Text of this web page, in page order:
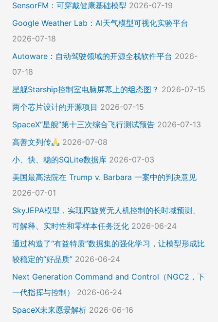
SensorFM：可穿戴健康基础模型 2026-07-19
Google Weather Lab：AI天气模型可视化实验平台
2026-07-18
Autoware：自动驾驶领域的开源全栈软件平台 2026-
07-18
星舰Starship控制室电脑屏幕上的组态图？ 2026-07-15
两个芯片设计的开源项目 2026-07-15
SpaceX“星舰”第十三次综合飞行测试预告 2026-07-13
高善文列传
2026-07-08
小、快、稳的SQLite数据库 2026-07-03
美国最高法院在 Trump v. Barbara 一案中的判决意见
2026-07-01
SkyJEPA模型，实现四旋翼无人机控制的长时域预测、
可解释、实时性和零样本任务泛化 2026-06-24
通过构造了“有益特质”数据集的强化学习，让模型形成比
较稳定的“好品质” 2026-06-24
Next Generation Command and Control（NGC2，下
一代指挥与控制）
2026-06-24
SpaceX未来愿景解析 2026-06-16